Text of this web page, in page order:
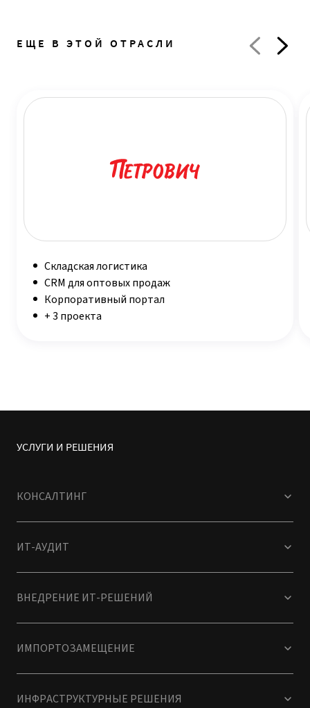
ЕЩЕ В ЭТОЙ ОТРАСЛИ
Складская логистика
CRM для оптовых продаж
Корпоративный портал
+ 3 проекта
УСЛУГИ И РЕШЕНИЯ
КОНСАЛТИНГ
ИТ-АУДИТ
ВНЕДРЕНИЕ ИТ-РЕШЕНИЙ
ИМПОРТОЗАМЕЩЕНИЕ
ИНФРАСТРУКТУРНЫЕ РЕШЕНИЯ